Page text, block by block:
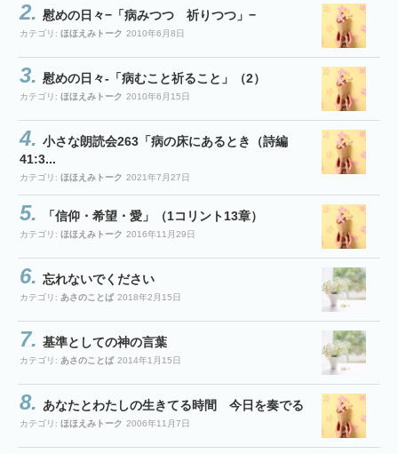
慰めの日々−「病みつつ 祈りつつ」−
カテゴリ: ほほえみトーク 2010年6月8日
慰めの日々-「病むこと祈ること」（2）
カテゴリ: ほほえみトーク 2010年6月15日
小さな朗読会263「病の床にあるとき（詩編
41:3...
カテゴリ: ほほえみトーク 2021年7月27日
「信仰・希望・愛」（1コリント13章）
カテゴリ: ほほえみトーク 2016年11月29日
忘れないでください
カテゴリ: あさのことば 2018年2月15日
基準としての神の言葉
カテゴリ: あさのことば 2014年1月15日
あなたとわたしの生きてる時間 今日を奏でる
カテゴリ: ほほえみトーク 2006年11月7日